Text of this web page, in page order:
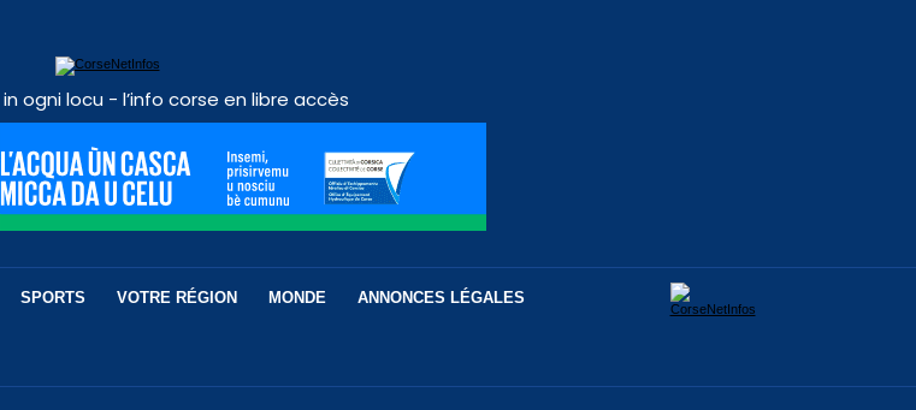
in ogni locu - l’info corse en libre accès
SPORTS VOTRE RÉGION MONDE ANNONCES LÉGALES